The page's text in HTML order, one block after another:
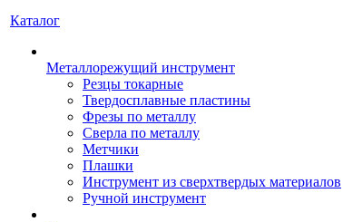
Каталог
Металлорежущий инструмент
Резцы токарные
Твердосплавные пластины
Фрезы по металлу
Сверла по металлу
Метчики
Плашки
Инструмент из сверхтвердых материалов
Ручной инструмент